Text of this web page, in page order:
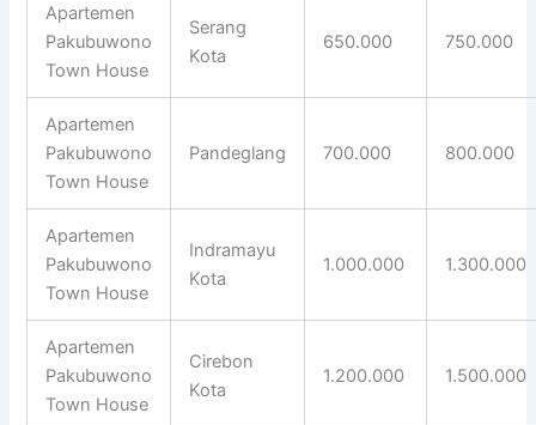
Apartemen
Pakubuwono
Town House
Serang
Kota
650.000 750.000
Apartemen
Pakubuwono
Town House
Pandeglang 700.000 800.000
Apartemen
Pakubuwono
Town House
Indramayu
Kota
1.000.000 1.300.000
Apartemen
Pakubuwono
Town House
Cirebon
Kota
1.200.000 1.500.000